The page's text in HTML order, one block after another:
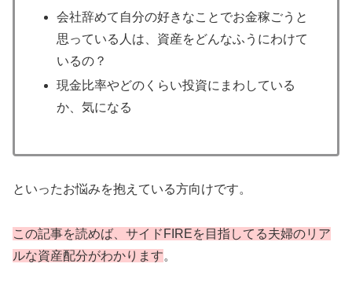
会社辞めて自分の好きなことでお金稼ごうと
思っている人は、資産をどんなふうにわけて
いるの？
現金比率やどのくらい投資にまわしている
か、気になる
といったお悩みを抱えている方向けです。
この記事を読めば、サイドFIREを目指してる夫婦のリア
ルな資産配分がわかります。